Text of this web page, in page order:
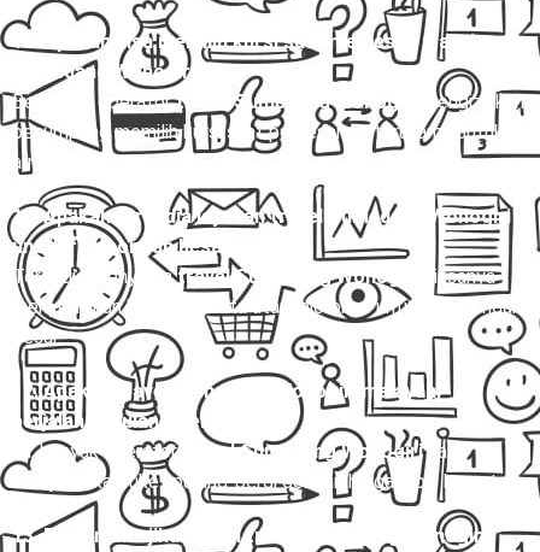
10. Apakah bisa memilih kursi saat memesan travel
Sumedang Wonogiri?
Beberapa operatortravel Sumedang Wonogiri
mengizinkan
penumpang memilih kursi saat pemesanan, terutama untuk
armada Hiace dan Elf.
11. Apakah tersedia layanan travel Sumedang Wonogiri
untuk rombongan besar?
Tersedia. Penyediatravel Sumedang Wonogiri
biasanya
menyediakan bus pariwisata atau microbus untuk rombongan
besar.
12. Apakah travel Sumedang Wonogiri melayani
perjalanan pulang-pergi (PP)?
Ya, banyak operator
travel Sumedang Wonogiriyang
menyediakan tiket pulang-pergi dengan harga lebih hemat.
13. Bagaimana jika jadwal travel Sumedang Wonogiri